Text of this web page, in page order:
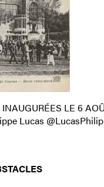
LE 6
Lucas